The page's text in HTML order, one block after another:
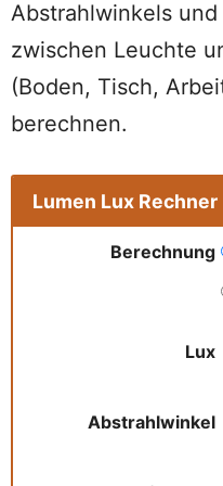
Abstrahlwinkels
zwischen Leuchte
(Boden, Tisch,
berechnen.
Lumen Lux Rechner
Berechnung
Lux
Abstrahlwinkel